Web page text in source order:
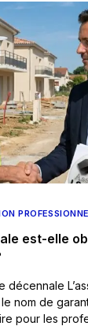
est-elle
décennale
nom de
pour les